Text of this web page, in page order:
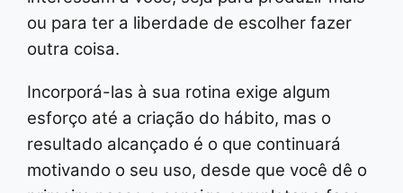
ou para ter a liberdade de escolher fazer
outra coisa.
Incorporá-las à sua rotina exige algum
esforço até a criação do hábito, mas o
resultado alcançado é o que continuará
motivando o seu uso, desde que você dê o